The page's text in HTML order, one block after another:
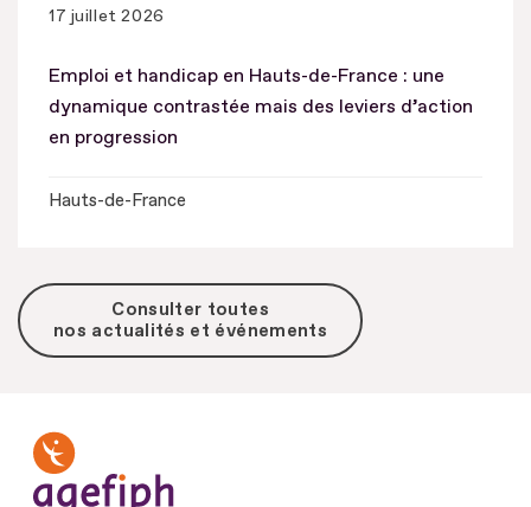
17 juillet 2026
Emploi et handicap en Hauts-de-France : une
dynamique contrastée mais des leviers d’action
en progression
Hauts-de-France
Consulter toutes
nos actualités et événements